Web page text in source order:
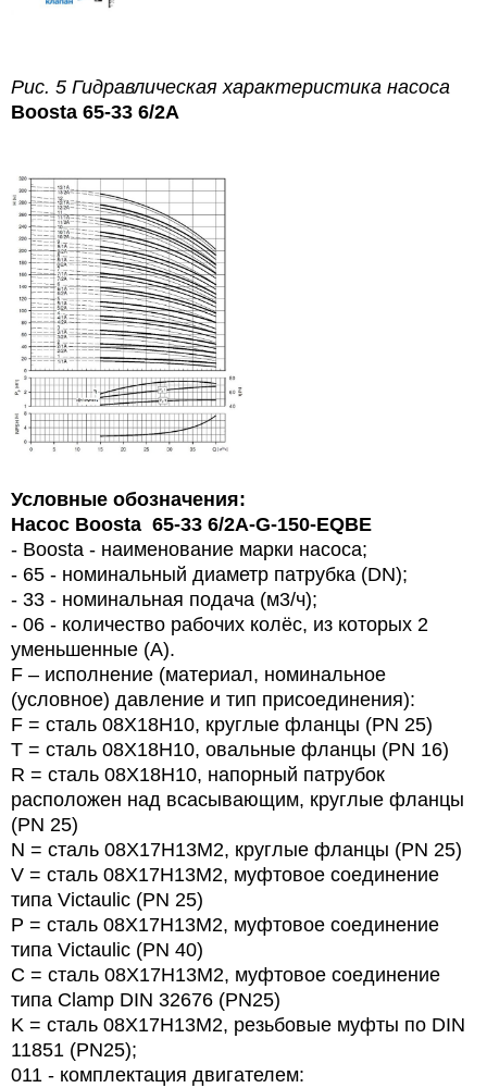
Рис. 5 Гидравлическая характеристика насоса
Boosta 65-33 6/2A
Условные обозначения:
Насос Boosta 65-33 6/2A-G-150-EQBE
- Boosta - наименование марки насоса;
- 65 - номинальный диаметр патрубка (DN);
- 33 - номинальная подача (м3/ч);
- 06 - количество рабочих колёс, из которых 2
уменьшенные (А).
F – исполнение (материал, номинальное
(условное) давление и тип присоединения):
F = сталь 08Х18Н10, круглые фланцы (PN 25)
T = сталь 08Х18Н10, овальные фланцы (PN 16)
R = сталь 08Х18Н10, напорный патрубок
расположен над всасывающим, круглые фланцы
(PN 25)
N = сталь 08Х17Н13М2, круглые фланцы (PN 25)
V = сталь 08Х17Н13М2, муфтовое соединение
типа Victaulic (PN 25)
P = сталь 08Х17Н13М2, муфтовое соединение
типа Victaulic (PN 40)
C = сталь 08Х17Н13М2, муфтовое соединение
типа Clamp DIN 32676 (PN25)
K = сталь 08Х17Н13М2, резьбовые муфты по DIN
11851 (PN25);
011 - комплектация двигателем: